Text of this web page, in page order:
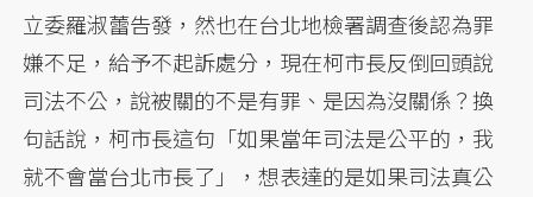
立委羅淑蕾告發，然也在台北地檢署調查後認為罪
嫌不足，給予不起訴處分，現在柯市長反倒回頭說
司法不公，說被關的不是有罪、是因為沒關係？換
句話說，柯市長這句「如果當年司法是公平的，我
就不會當台北市長了」，想表達的是如果司法真公